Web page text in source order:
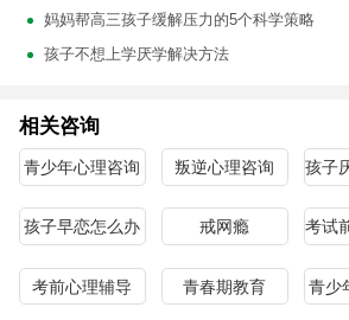
妈妈帮高三孩子缓解压力的5个科学策略
孩子不想上学厌学解决方法
相关咨询
青少年心理咨询 叛逆心理咨询 孩子
孩子早恋怎么办 戒网瘾 考试
考前心理辅导 青春期教育 青少